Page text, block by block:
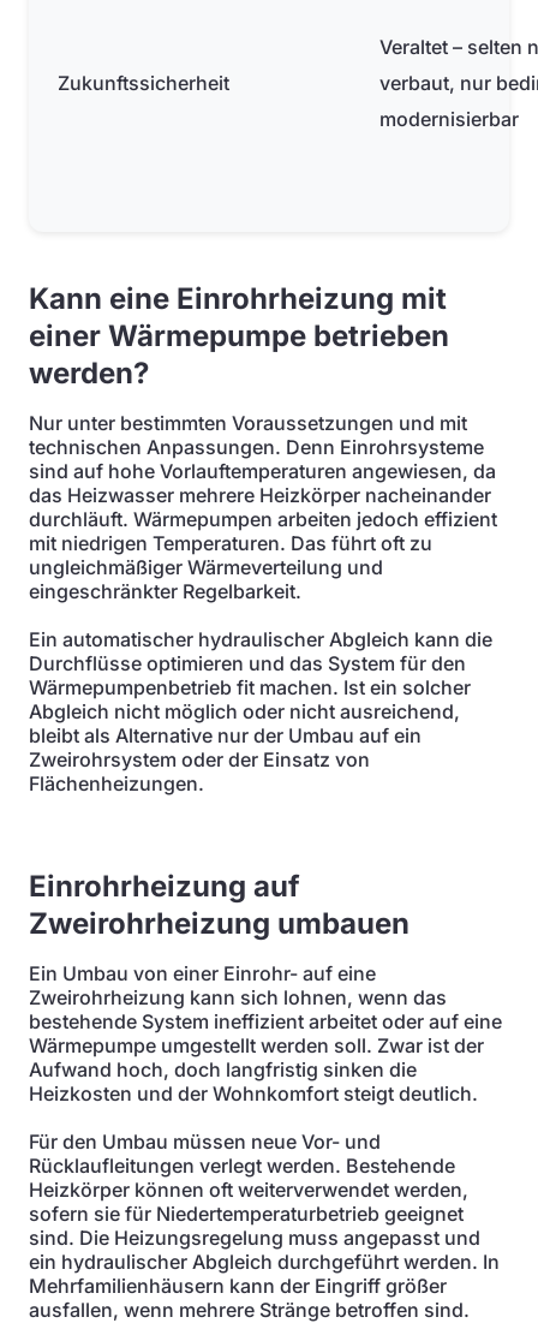
Zukunftssicherheit
Veraltet – selten
verbaut, nur
modernisierbar
Kann eine Einrohrheizung mit
einer Wärmepumpe betrieben
werden?
Nur unter bestimmten Voraussetzungen und mit
technischen Anpassungen. Denn Einrohrsysteme
sind auf hohe Vorlauftemperaturen angewiesen, da
das Heizwasser mehrere Heizkörper nacheinander
durchläuft. Wärmepumpen arbeiten jedoch effizient
mit niedrigen Temperaturen. Das führt oft zu
ungleichmäßiger Wärmeverteilung und
eingeschränkter Regelbarkeit.
Ein automatischer hydraulischer Abgleich kann die
Durchflüsse optimieren und das System für den
Wärmepumpenbetrieb fit machen. Ist ein solcher
Abgleich nicht möglich oder nicht ausreichend,
bleibt als Alternative nur der Umbau auf ein
Zweirohrsystem oder der Einsatz von
Flächenheizungen.
Einrohrheizung auf
Zweirohrheizung umbauen
Ein Umbau von einer Einrohr- auf eine
Zweirohrheizung kann sich lohnen, wenn das
bestehende System ineffizient arbeitet oder auf eine
Wärmepumpe umgestellt werden soll. Zwar ist der
Aufwand hoch, doch langfristig sinken die
Heizkosten und der Wohnkomfort steigt deutlich.
Für den Umbau müssen neue Vor- und
Rücklaufleitungen verlegt werden. Bestehende
Heizkörper können oft weiterverwendet werden,
sofern sie für Niedertemperaturbetrieb geeignet
sind. Die Heizungsregelung muss angepasst und
ein hydraulischer Abgleich durchgeführt werden. In
Mehrfamilienhäusern kann der Eingriff größer
ausfallen, wenn mehrere Stränge betroffen sind.